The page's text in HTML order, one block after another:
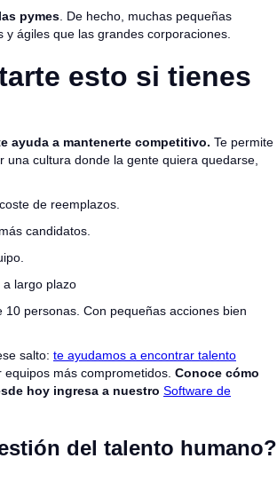
pymes . De hecho, muchas pequeñas
ágiles que las grandes corporaciones.
esto si tienes
ayuda a mantenerte competitivo. Te permite
cultura donde la gente quiera quedarse,
de reemplazos.
candidatos.
a largo plazo
10 personas. Con pequeñas acciones bien
salto: te ayudamos a encontrar talento
más comprometidos. Conoce cómo
hoy ingresa a nuestro Software de
del talento humano?